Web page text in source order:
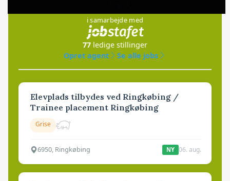
i samarbejde med
77 ledige stillinger
Opret agent
Se alle jobs
Elevplads tilbydes ved Ringkøbing /
Trainee placement Ringkøbing
Grise
6950, Ringkøbing NY 06. aug.